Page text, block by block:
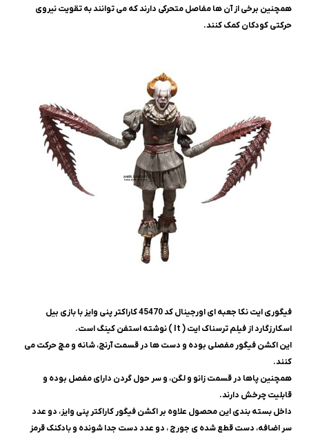
همچنین برخی از آن ها مفاصل متحرکی دارند که می توانند به تقویت نیروی
حرکتی کودکان کمک کنند.
فیگوری ایت نکا جعبه ای اورجینال كد 45470 کاراکتر پنی وایز با بازی بیل
اسکارزگارد از فیلم ترسناک ایت ( It ) نوشته استفن کینگ است.
این اکشن فیگور مفصلی بوده و دست ها در قسمت آرنج، شانه و مچ حرکت می
کنند.
همچنین پاها در قسمت زانو و لگن، و سر حول گردن دارای مفصل بوده و
قابلیت چرخش دارند.
داخل بسته بندی این محصول علاوه بر اکشن فیگور کاراکتر پنی وایز، دو عدد
سر اضافه، دست قطع شده ی جورج ، دو عدد دست جدا شونده و بادکنک قرمز